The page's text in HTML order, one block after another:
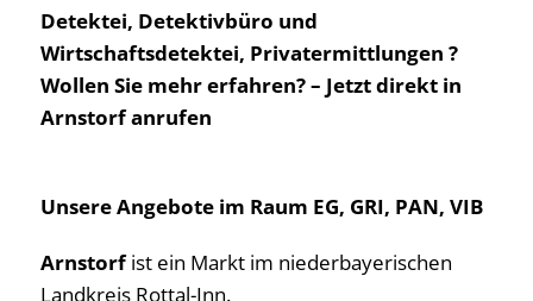
Detektei, Detektivbüro und
Wirtschaftsdetektei, Privatermittlungen ?
Wollen Sie mehr erfahren? – Jetzt direkt in
Arnstorf anrufen
Unsere Angebote im Raum EG, GRI, PAN, VIB
Arnstorfist ein Markt im niederbayerischen
Landkreis Rottal-Inn.